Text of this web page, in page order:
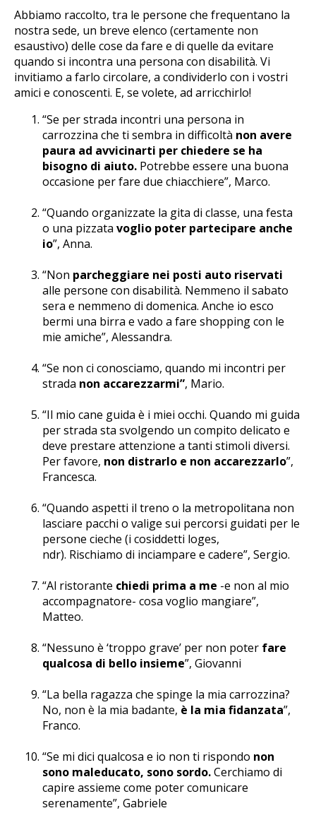
Abbiamo raccolto, tra le persone che frequentano la
nostra sede, un breve elenco (certamente non
esaustivo) delle cose da fare e di quelle da evitare
quando si incontra una persona con disabilità. Vi
invitiamo a farlo circolare, a condividerlo con i vostri
amici e conoscenti. E, se volete, ad arricchirlo!
“Se per strada incontri una persona in
carrozzina che ti sembra in difficoltà non avere
paura ad avvicinarti per chiedere se ha
bisogno di aiuto. Potrebbe essere una buona
occasione per fare due chiacchiere”, Marco.
“Quando organizzate la gita di classe, una festa
o una pizzata voglio poter partecipare anche
io”, Anna.
“Non parcheggiare nei posti auto riservati
alle persone con disabilità. Nemmeno il sabato
sera e nemmeno di domenica. Anche io esco
bermi una birra e vado a fare shopping con le
mie amiche”, Alessandra.
“Se non ci conosciamo, quando mi incontri per
strada non accarezzarmi”, Mario.
“Il mio cane guida è i miei occhi. Quando mi guida
per strada sta svolgendo un compito delicato e
deve prestare attenzione a tanti stimoli diversi.
Per favore, non distrarlo e non accarezzarlo”,
Francesca.
“Quando aspetti il treno o la metropolitana non
lasciare pacchi o valige sui percorsi guidati per le
persone cieche (i cosiddetti loges,
ndr). Rischiamo di inciampare e cadere”, Sergio.
“Al ristorante chiedi prima a me -e non al mio
accompagnatore- cosa voglio mangiare”,
Matteo.
“Nessuno è ‘troppo grave’ per non poter fare
qualcosa di bello insieme”, Giovanni
“La bella ragazza che spinge la mia carrozzina?
No, non è la mia badante, è la mia fidanzata”,
Franco.
“Se mi dici qualcosa e io non ti rispondo non
sono maleducato, sono sordo.Cerchiamo di
capire assieme come poter comunicare
serenamente”, Gabriele